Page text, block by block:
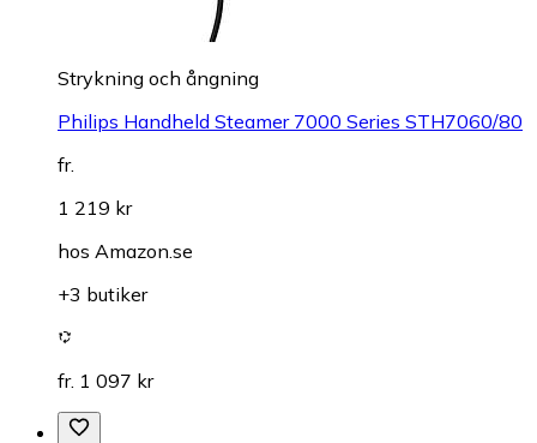
Strykning och ångning
Philips Handheld Steamer 7000 Series STH7060/80
fr.
1 219 kr
hos Amazon.se
+3 butiker
fr. 1 097 kr